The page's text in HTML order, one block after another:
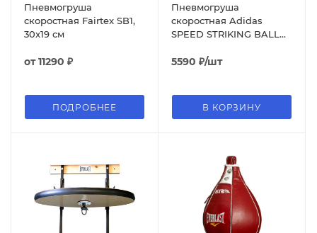
Пневмогруша
скоростная Fairtex SB1,
30x19 см
от11290 ₽
ПОДРОБНЕЕ
Пневмогруша
скоростная Adidas
SPEED STRIKING BALL
5590 ₽/шт
В КОРЗИНУ